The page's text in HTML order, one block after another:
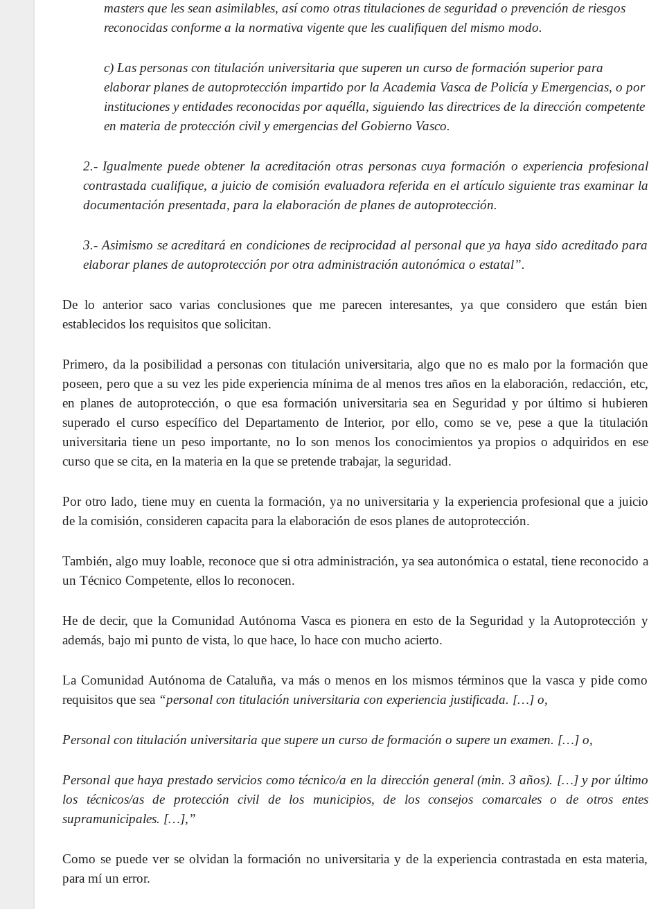
masters que les sean asimilables, así como otras titulaciones de seguridad o prevención de riesgos
reconocidas conforme a la normativa vigente que les cualifiquen del mismo modo.
c) Las personas con titulación universitaria que superen un curso de formación superior para
elaborar planes de autoprotección impartido por la Academia Vasca de Policía y Emergencias, o por
instituciones y entidades reconocidas por aquélla, siguiendo las directrices de la dirección competente
en materia de protección civil y emergencias del Gobierno Vasco.
2.- Igualmente puede obtener la acreditación otras personas cuya formación o experiencia profesional
contrastada cualifique, a juicio de comisión evaluadora referida en el artículo siguiente tras examinar la
documentación presentada, para la elaboración de planes de autoprotección.
3.- Asimismo se acreditará en condiciones de reciprocidad al personal que ya haya sido acreditado para
elaborar planes de autoprotección por otra administración autonómica o estatal”.
De lo anterior saco varias conclusiones que me parecen interesantes, ya que considero que están bien
establecidos los requisitos que solicitan.
Primero, da la posibilidad a personas con titulación universitaria, algo que no es malo por la formación que
poseen, pero que a su vez les pide experiencia mínima de al menos tres años en la elaboración, redacción, etc,
en planes de autoprotección, o que esa formación universitaria sea en Seguridad y por último si hubieren
superado el curso específico del Departamento de Interior, por ello, como se ve, pese a que la titulación
universitaria tiene un peso importante, no lo son menos los conocimientos ya propios o adquiridos en ese
curso que se cita, en la materia en la que se pretende trabajar, la seguridad.
Por otro lado, tiene muy en cuenta la formación, ya no universitaria y la experiencia profesional que a juicio
de la comisión, consideren capacita para la elaboración de esos planes de autoprotección.
También, algo muy loable, reconoce que si otra administración, ya sea autonómica o estatal, tiene reconocido a
un Técnico Competente, ellos lo reconocen.
He de decir, que la Comunidad Autónoma Vasca es pionera en esto de la Seguridad y la Autoprotección y
además, bajo mi punto de vista, lo que hace, lo hace con mucho acierto.
La Comunidad Autónoma de Cataluña, va más o menos en los mismos términos que la vasca y pide como
requisitos que sea “personal con titulación universitaria con experiencia justificada. […] o,
Personal con titulación universitaria que supere un curso de formación o supere un examen. […] o,
Personal que haya prestado servicios como técnico/a en la dirección general (min. 3 años). […] y por último
los técnicos/as de protección civil de los municipios, de los consejos comarcales o de otros entes
supramunicipales. […],”
Como se puede ver se olvidan la formación no universitaria y de la experiencia contrastada en esta materia,
para mí un error.